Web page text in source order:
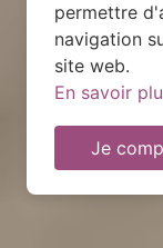
permettre
navigation
site web.
En savoir
Je